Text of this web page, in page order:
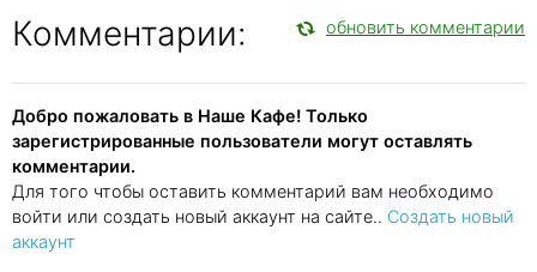
Комментарии: обновить комментарии
Добро пожаловать в Наше Кафе! Только
зарегистрированные пользователи могут оставлять
комментарии.
Для того чтобы оставить комментарий вам необходимо
войти или создать новый аккаунт на сайте.. Создать новый
аккаунт